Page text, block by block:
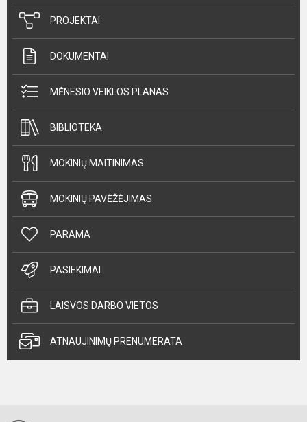
PROJEKTAI
DOKUMENTAI
MĖNESIO VEIKLOS PLANAS
BIBLIOTEKA
MOKINIŲ MAITINIMAS
MOKINIŲ PAVĖŽĖJIMAS
PARAMA
PASIEKIMAI
LAISVOS DARBO VIETOS
ATNAUJINIMŲ PRENUMERATA